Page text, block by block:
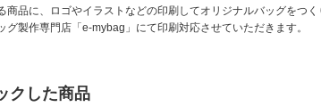
商品に、ロゴやイラストなどの印刷してオリジナルバッグをつく
グ製作専門店「e-mybag」にて印刷対応させていただきます。
クした商品